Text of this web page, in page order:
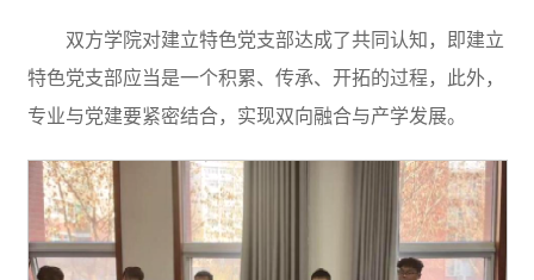
双方学院对建立特色党支部达成了共同认知，即建立
特色党支部应当是一个积累、传承、开拓的过程，此外，
专业与党建要紧密结合，实现双向融合与产学发展。